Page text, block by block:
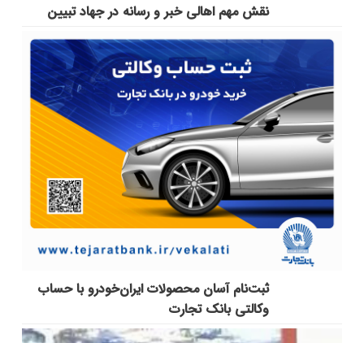
نقش مهم اهالی خبر و رسانه در جهاد تبیین
ثبت‌نام آسان محصولات ایران‌خودرو با حساب
وکالتی بانک تجارت